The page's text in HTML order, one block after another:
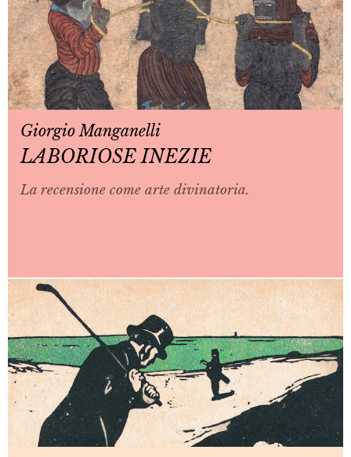
Giorgio Manganelli
LABORIOSE INEZIE
La recensione come arte divinatoria.